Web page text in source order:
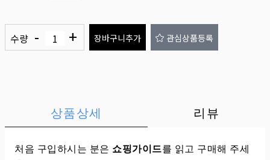
수량 - + 장바구니추가 관심상품등록
상품상세 리뷰
처음 구입하시는 분은 쇼핑가이드를 읽고 구매해 주세